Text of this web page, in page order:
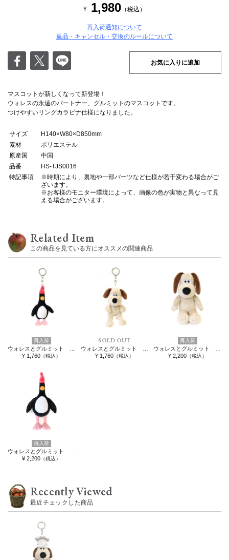
¥ 1,980 （税込）
再入荷通知について
返品・キャンセル・交換のルールについて
お気に入りに追加
マスコットが新しくなって新登場！
ウォレスの永遠のパートナー、グルミットのマスコットです。
つけやすいリングカラビナ仕様になりました。
サイズ
H140×W80×D850mm
素材
ポリエステル
原産国
中国
品番
HS-TJS0016
特記事項
※時期により、裏地や一部パーツなど仕様が若干変わる場合がご
ざいます。
※お客様のモニター環境によって、画像の色が実物と異なって見
える場合がございます。
Related Item
この商品を見ている方にオススメの関連商品
再入荷
¥ 1,760 （税込）
SOLD OUT
¥ 1,760（税込）
再入荷
¥ 2,200（税込）
再入荷
¥ 2,200 （税込）
Recently Viewed
最近チェックした商品